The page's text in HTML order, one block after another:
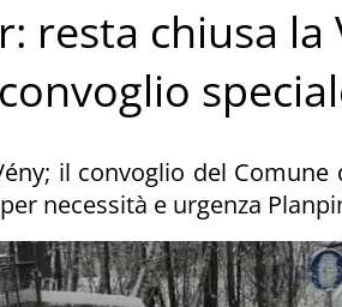
resta chiusa la
il convoglio del
necessità e urgenza